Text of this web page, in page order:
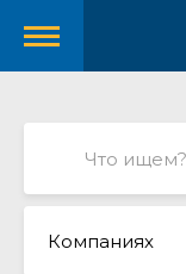
Компаниях